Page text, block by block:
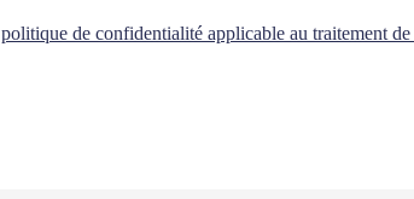
politique de confidentialité applicable au traitement de